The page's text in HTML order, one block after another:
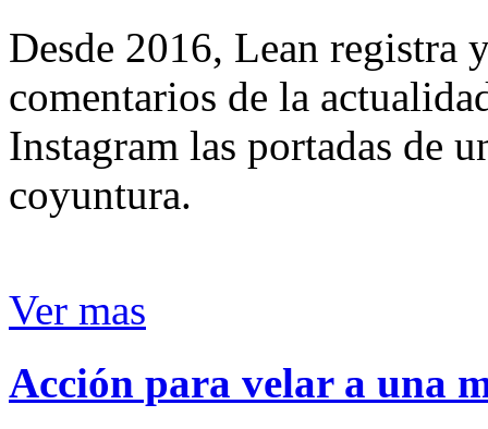
Desde 2016, Lean registra
comentarios de la
Instagram las portadas de
coyuntura.
Ver mas
Acción para velar a una